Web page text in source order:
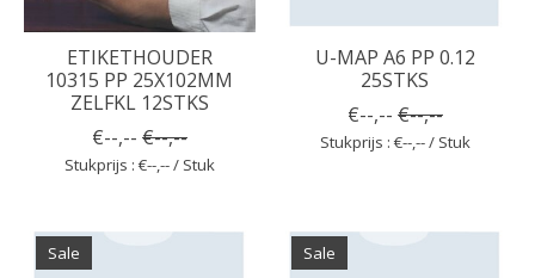
ETIKETHOUDER
10315 PP 25X102MM
ZELFKL 12STKS
€--,-- €--,--
Stukprijs : €--,-- / Stuk
U-MAP A6 PP 0.12
25STKS
€--,-- €--,--
Stukprijs : €--,-- / Stuk
Sale Sale